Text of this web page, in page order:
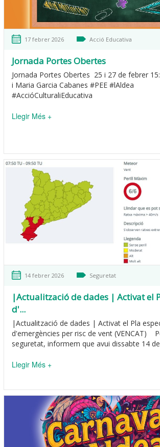
17 febrer 2026 Acció Educativa
Jornada Portes Obertes
Jornada Portes Obertes 25 i 27 de febrer
i Maria Garcia Cabanes #PEE #lAldea
#AccióCulturaliEducativa
Llegir Més +
14 febrer 2026 Seguretat
|Actualització de dades | Activat el
d'...
|Actualització de dades | Activat el Pla
d'emergències per risc de vent (VENCAT)
seguretat, informem que avui dissabte 14
Llegir Més +